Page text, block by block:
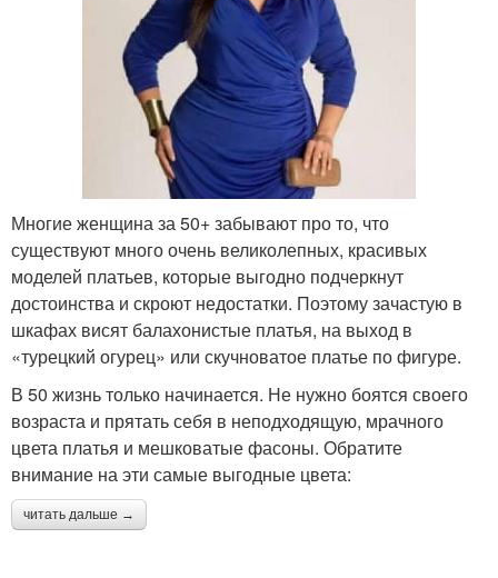
Многие женщина за 50+ забывают про то, что
существуют много очень великолепных, красивых
моделей платьев, которые выгодно подчеркнут
достоинства и скроют недостатки. Поэтому зачастую в
шкафах висят балахонистые платья, на выход в
«турецкий огурец» или скучноватое платье по фигуре.
В 50 жизнь только начинается. Не нужно боятся своего
возраста и прятать себя в неподходящую, мрачного
цвета платья и мешковатые фасоны. Обратите
внимание на эти самые выгодные цвета:
читать дальше →